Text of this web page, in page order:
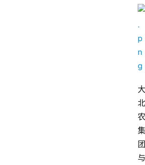
大
北
农
集
团
与